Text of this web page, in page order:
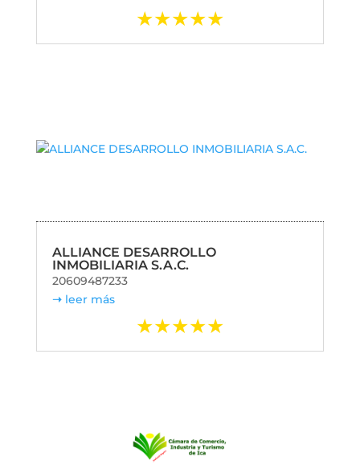
ALLIANCE DESARROLLO
INMOBILIARIA S.A.C.
20609487233
leer más